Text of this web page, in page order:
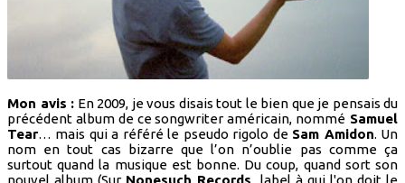
Mon avis : En 2009, je vous disais tout le bien que je pensais du
précédent album de ce songwriter américain, nommé Samuel
Tear… mais qui a référé le pseudo rigolo de Sam Amidon. Un
nom en tout cas bizarre que l’on n’oublie pas comme ça
surtout quand la musique est bonne. Du coup, quand sort son
nouvel album (Sur Nonesuch Records, label à qui l'on doit le